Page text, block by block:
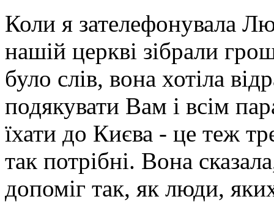
Коли я зателефонувала
нашій церкві зібрали
було слів, вона хотіла
подякувати Вам і всім
їхати до Києва - це теж
так потрібні. Вона
допоміг так, як люди,